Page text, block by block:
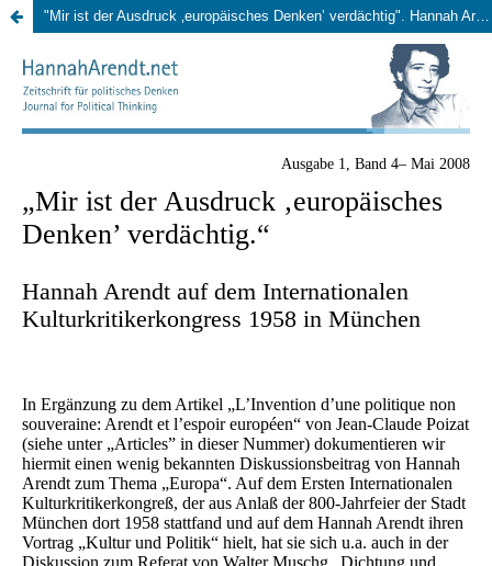
"Mir ist der Ausdruck ‚europäisches Denken’ verdächtig". Hannah Arendt auf dem Internationalen Kulturkritikerkongress 1958 in München